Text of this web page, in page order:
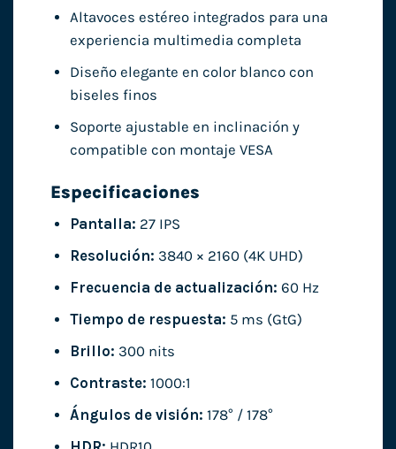
Altavoces estéreo integrados para una
experiencia multimedia completa
Diseño elegante en color blanco con
biseles finos
Soporte ajustable en inclinación y
compatible con montaje VESA
Especificaciones
Pantalla: 27 IPS
Resolución: 3840 × 2160 (4K UHD)
Frecuencia de actualización: 60 Hz
Tiempo de respuesta: 5 ms (GtG)
Brillo: 300 nits
Contraste: 1000:1
Ángulos de visión: 178° / 178°